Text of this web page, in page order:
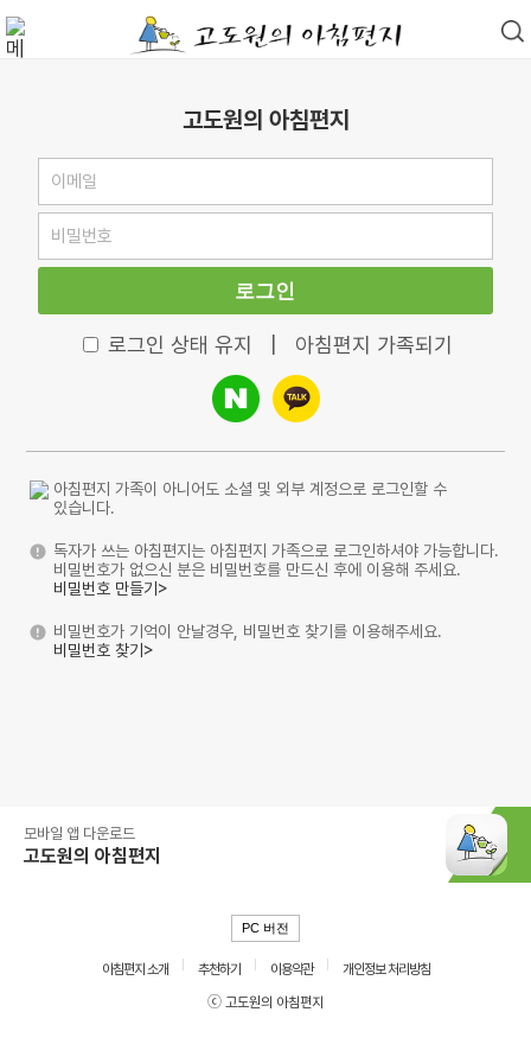
고도원의 아침편지
로그인
로그인 상태 유지 아침편지 가족되기
아침편지 가족이 아니어도 소셜 및 외부 계정으로 로그인할 수
있습니다.
독자가 쓰는 아침편지는 아침편지 가족으로 로그인하셔야 가능합니다.
비밀번호가 없으신 분은 비밀번호를 만드신 후에 이용해 주세요.
비밀번호 만들기>
비밀번호가 기억이 안날경우, 비밀번호 찾기를 이용해주세요.
비밀번호 찾기>
모바일 앱 다운로드
고도원의 아침편지
PC 버전
아침편지 소개 추천하기 이용약관
개인정보 처리방침
ⓒ 고도원의 아침편지